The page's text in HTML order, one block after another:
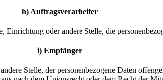
h) Auftragsverarbeiter
Einrichtung oder andere Stelle, die
i) Empfänger
Stelle, der personenbezogene Daten